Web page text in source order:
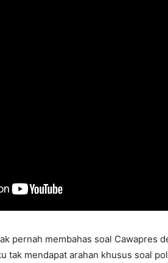
pernah membahas soal Cawapres
tak mendapat arahan khusus soal